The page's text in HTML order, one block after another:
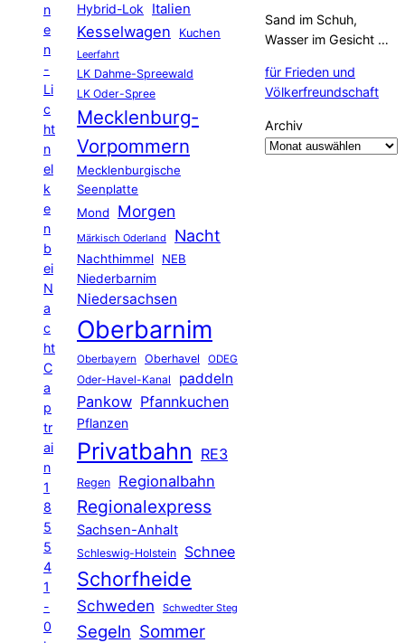
n
e
n
-
Li
c
ht
n
el
k
e
n
b
ei
N
a
c
ht
C
a
p
tr
ai
n
1
8
5
5
4
1
-
0
Hybrid-Lok Italien
Kesselwagen Kuchen
Leerfahrt
LK Dahme-Spreewald
LK Oder-Spree
Mecklenburg-
Vorpommern
Mecklenburgische
Seenplatte
Mond
Morgen
Märkisch Oderland Nacht
Nachthimmel
NEB
Niederbarnim
Niedersachsen
Oberbarnim
Oberbayern Oberhavel ODEG
Oder-Havel-Kanal paddeln
Pankow Pfannkuchen
Pflanzen
Privatbahn RE3
Regen Regionalbahn
Regionalexpress
Sachsen-Anhalt
Schleswig-Holstein Schnee
Schorfheide
Schweden Schwedter Steg
Segeln Sommer
Sand im Schuh,
Wasser im Gesicht …
für Frieden und
Völkerfreundschaft
Archiv